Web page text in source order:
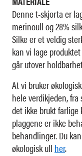
Denne t-skjorta er
merinoull og 28%
Silke er et veldig
kan vi lage
går utover
At vi bruker
hele verdikjeden,
det ikke brukt
plaggene er ikke
behandlinger. Du
økologisk ull her.